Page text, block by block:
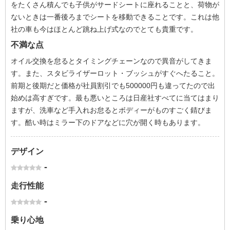
をたくさん積んでも子供がサードシートに座れることと、荷物が
ないときは一番後ろまでシートを移動できることです。これは他
社の車も今はほとんど跳ね上げ式なのでとても貴重です。
不満な点
オイル交換を怠るとタイミングチェーンなので異音がしてきま
す。また、スタビライザーロット・ブッシュがすぐへたること。
前期と後期だと価格が社員割引でも500000円も違ってたので出
始めは高すぎです。最も悪いところは日産社すべてに当てはまり
ますが、洗車など手入れお怠るとボディーがものすごく錆びま
す。酷い時はミラー下のドアなどに穴が開く時もあります。
デザイン
-
走行性能
-
乗り心地